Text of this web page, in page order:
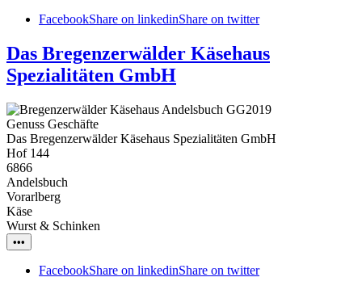
FacebookShare on linkedinShare on twitter
Das Bregenzerwälder Käsehaus
Spezialitäten GmbH
Genuss Geschäfte
Das Bregenzerwälder Käsehaus Spezialitäten GmbH
Hof 144
6866
Andelsbuch
Vorarlberg
Käse
Wurst & Schinken
•••
FacebookShare on linkedinShare on twitter